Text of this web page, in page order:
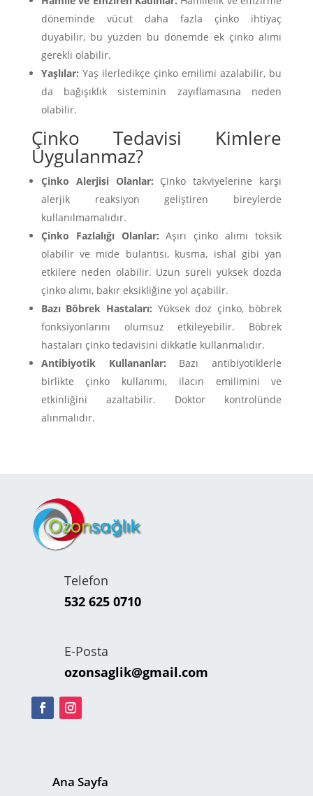
döneminde vücut daha fazla çinko ihtiyaç
duyabilir, bu yüzden bu dönemde ek çinko alımı
gerekli olabilir.
Yaşlılar: Yaş ilerledikçe çinko emilimi azalabilir, bu
da bağışıklık sisteminin zayıflamasına neden
olabilir.
Çinko Tedavisi Kimlere
Uygulanmaz?
Çinko Alerjisi Olanlar: Çinko takviyelerine karşı
alerjik reaksiyon geliştiren bireylerde
kullanılmamalıdır.
Çinko Fazlalığı Olanlar: Aşırı çinko alımı toksik
olabilir ve mide bulantısı, kusma, ishal gibi yan
etkilere neden olabilir. Uzun süreli yüksek dozda
çinko alımı, bakır eksikliğine yol açabilir.
Bazı Böbrek Hastaları: Yüksek doz çinko, böbrek
fonksiyonlarını olumsuz etkileyebilir. Böbrek
hastaları çinko tedavisini dikkatle kullanmalıdır.
Antibiyotik Kullananlar: Bazı antibiyotiklerle
birlikte çinko kullanımı, ilacın emilimini ve
etkinliğini azaltabilir. Doktor kontrolünde
alınmalıdır.
Telefon
532 625 0710
E-Posta
ozonsaglik@gmail.com
Ana Sayfa